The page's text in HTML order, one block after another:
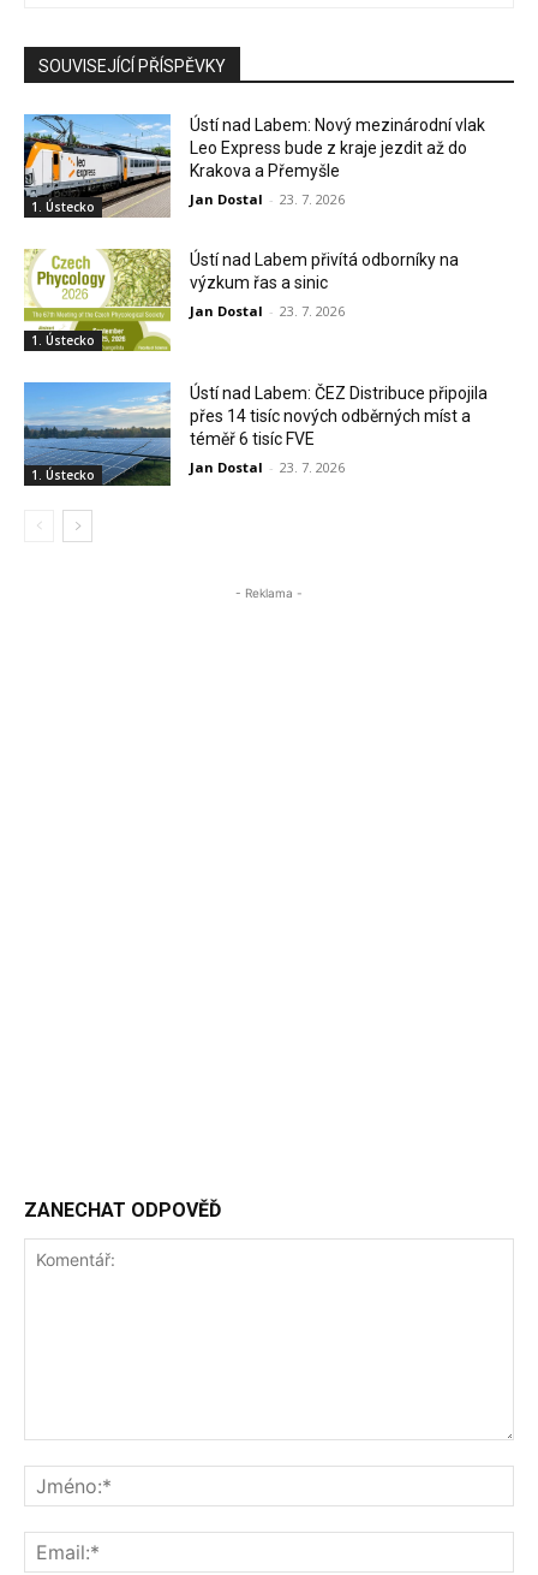
SOUVISEJÍCÍ PŘÍSPĚVKY
1. Ústecko
Ústí nad Labem: Nový mezinárodní vlak
Leo Express bude z kraje jezdit až do
Krakova a Přemyšle
Jan Dostal - 23. 7. 2026
1. Ústecko
Ústí nad Labem přivítá odborníky na
výzkum řas a sinic
Jan Dostal - 23. 7. 2026
1. Ústecko
Ústí nad Labem: ČEZ Distribuce připojila
přes 14 tisíc nových odběrných míst a
téměř 6 tisíc FVE
Jan Dostal - 23. 7. 2026
- Reklama -
ZANECHAT ODPOVĚĎ